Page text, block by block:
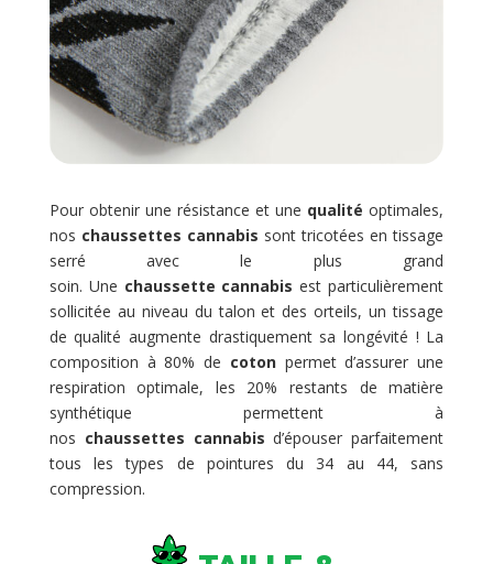
Pour obtenir une résistance et une qualité optimales,
nos chaussettes cannabis sont tricotées en tissage
serré avec le plus grand
soin. Une chaussette cannabis est particulièrement
sollicitée au niveau du talon et des orteils, un tissage
de qualité augmente drastiquement sa longévité ! La
composition à 80% de cotonpermet d’assurer une
respiration optimale, les 20% restants de matière
synthétique permettent à
nos chaussettes cannabis d’épouser parfaitement
tous les types de pointures du 34 au 44, sans
compression.